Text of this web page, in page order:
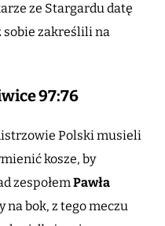
ze Stargardu datę
sobie zakreślili na
97:76
Polski musieli
kosze, by
zespołemPawła
na bok, z tego meczu